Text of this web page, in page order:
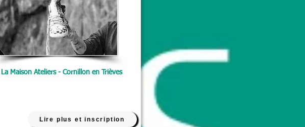
La Maison Ateliers - Cornillon en Trièves
Lire plus et inscription